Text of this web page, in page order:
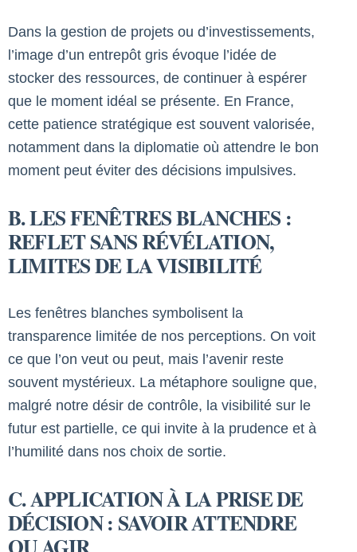
Dans la gestion de projets ou d’investissements,
l’image d’un entrepôt gris évoque l’idée de
stocker des ressources, de continuer à espérer
que le moment idéal se présente. En France,
cette patience stratégique est souvent valorisée,
notamment dans la diplomatie où attendre le bon
moment peut éviter des décisions impulsives.
B. LES FENÊTRES BLANCHES :
REFLET SANS RÉVÉLATION,
LIMITES DE LA VISIBILITÉ
Les fenêtres blanches symbolisent la
transparence limitée de nos perceptions. On voit
ce que l’on veut ou peut, mais l’avenir reste
souvent mystérieux. La métaphore souligne que,
malgré notre désir de contrôle, la visibilité sur le
futur est partielle, ce qui invite à la prudence et à
l’humilité dans nos choix de sortie.
C. APPLICATION À LA PRISE DE
DÉCISION : SAVOIR ATTENDRE